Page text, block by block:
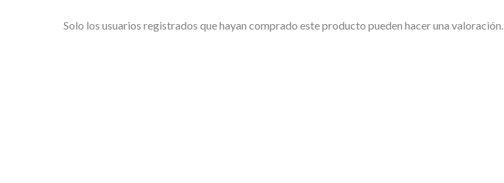
Solo los usuarios registrados que hayan comprado este producto pueden hacer una valoración.